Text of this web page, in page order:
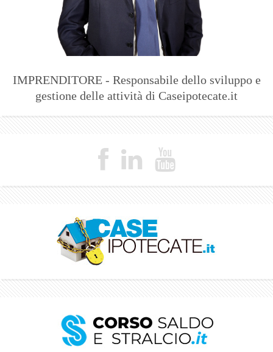
IMPRENDITORE - Responsabile dello sviluppo e
gestione delle attività di Caseipotecate.it